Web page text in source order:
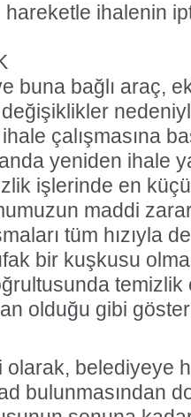
ihalenin
buna bağlı araç,
çalışmasına
yeniden ihale
işlerinde en
maddi
tüm hızıyla
bir kuşkusu
temizlik
olduğu gibi
olarak, belediyeye
bulunmasından